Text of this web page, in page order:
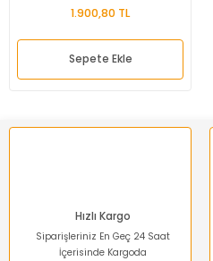
1.900,80 TL
Sepete Ekle
Hızlı Kargo
Siparişleriniz En Geç 24 Saat
İçerisinde Kargoda